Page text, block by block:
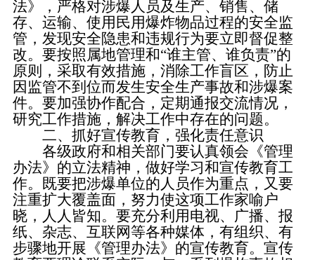
法》，严格对涉爆人员及生产、销售、储
存、运输、使用民用爆炸物品过程的安全监
管，发现安全隐患和违规行为要立即督促整
改。要按照属地管理和“谁主管、谁负责”的
原则，采取有效措施，消除工作盲区，防止
因监管不到位而发生安全生产事故和涉爆案
件。要加强协作配合，定期通报交流情况，
研究工作措施，解决工作中存在的问题。
二、抓好宣传教育，强化责任意识
各级政府和相关部门要认真领会《管理
办法》的立法精神，做好学习和宣传教育工
作。既要把涉爆单位的人员作为重点，又要
注重扩大覆盖面，努力使这项工作家喻户
晓，人人皆知。要充分利用电视、广播、报
纸、杂志、互联网等各种媒体，有组织、有
步骤地开展《管理办法》的宣传教育。宣传